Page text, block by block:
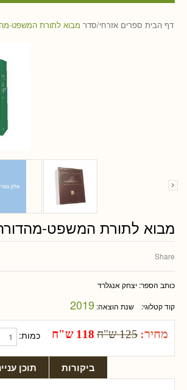
דף הבית ספרים אזרחי/סדר מבוא לתורת המשפט-
מבוא לתורת המשפט-מהדורה
Share
כותב הספר: יצחק אנגלרד
קוד קטלוגי: שנת הוצאה: 2019
מחיר: 125 ש"ח 118 ש"ח כמות:
תוכן ביקורות